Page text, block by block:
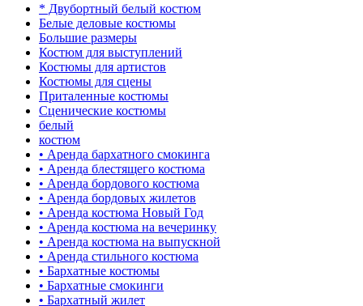
* Двубортный белый костюм
Белые деловые костюмы
Большие размеры
Костюм для выступлений
Костюмы для артистов
Костюмы для сцены
Приталенные костюмы
Сценические костюмы
белый
костюм
• Аренда бархатного смокинга
• Аренда блестящего костюма
• Аренда бордового костюма
• Аренда бордовых жилетов
• Аренда костюма Новый Год
• Аренда костюма на вечеринку
• Аренда костюма на выпускной
• Аренда стильного костюма
• Бархатные костюмы
• Бархатные смокинги
• Бархатный жилет